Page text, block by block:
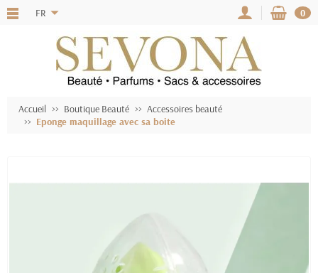
FR 0
Accueil Boutique Beauté
Accessoires beauté
Eponge maquillage avec sa boite